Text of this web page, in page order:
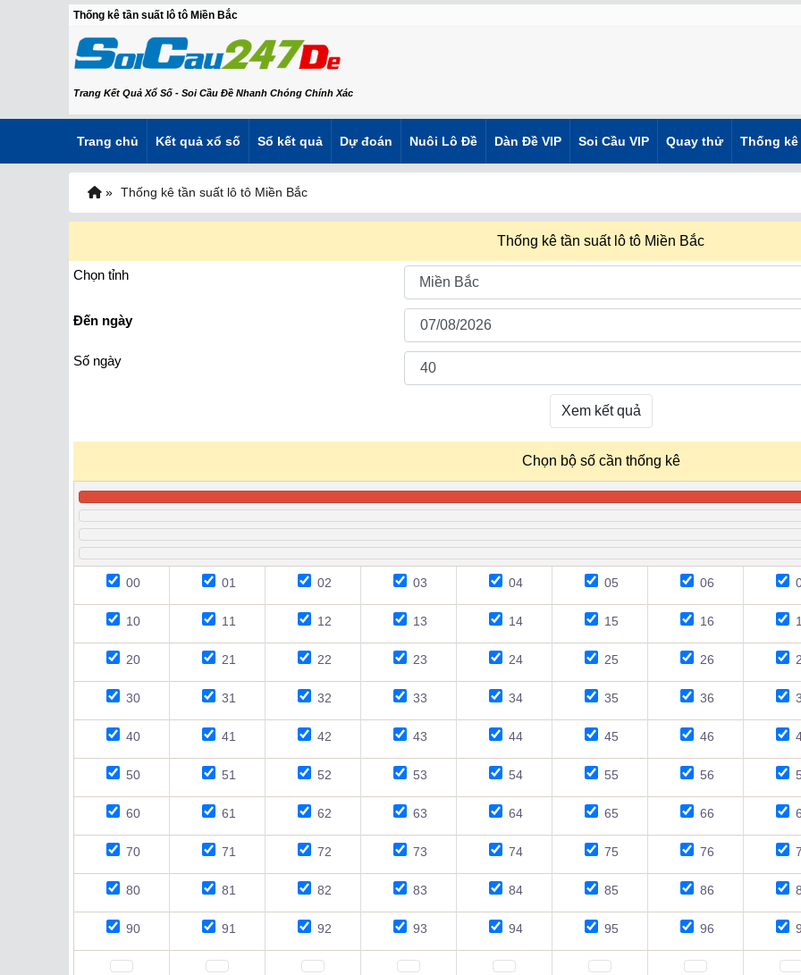
Thống kê tần suất lô tô Miền Bắc
Trang Kết Quả Xổ Số - Soi Cầu Đề Nhanh Chóng Chính Xác
Trang chủ Kết quả xổ số Sổ kết quả Dự đoán Nuôi Lô Đề Dàn Đề VIP Soi Cầu VIP Quay thử Thống kê
» Thống kê tần suất lô tô Miền Bắc
Thống kê tần suất lô tô Miền Bắc
Chọn tỉnh
Đến ngày
Số ngày
Xem kết quả
Chọn bộ số cần thống kê
00 01 02 03 04 05 06
10 11 12 13 14 15 16
20 21 22 23 24 25 26
30 31 32 33 34 35 36
40 41 42 43 44 45 46
50 51 52 53 54 55 56
60 61 62 63 64 65 66
70 71 72 73 74 75 76
80 81 82 83 84 85 86
90 91 92 93 94 95 96